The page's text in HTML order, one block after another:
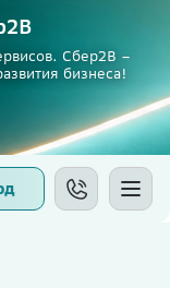
Сбер2В –
бизнеса!